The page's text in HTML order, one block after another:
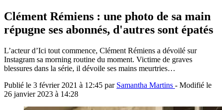
Clément Rémiens : une photo de sa main
répugne ses abonnés, d'autres sont épatés
L’acteur d’Ici tout commence, Clément Rémiens a dévoilé sur
Instagram sa morning routine du moment. Victime de graves
blessures dans la série, il dévoile ses mains meurtries…
Publié le 3 février 2021 à 12:45 par Samantha Martins - Modifié le
26 janvier 2023 à 14:28